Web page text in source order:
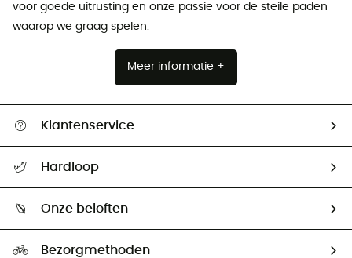
voor goede uitrusting en onze passie voor de steile paden
waarop we graag spelen.
Meer informatie +
Klantenservice
Mijn zending volgen
Retourzendingen & Terugbetalingen
Hardloop
Ambassadeurs
Onze beloften
Bezorgmethoden